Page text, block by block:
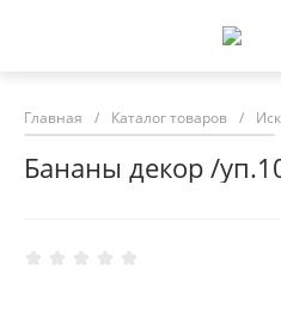
Главная / Каталог товаров /
Бананы декор /